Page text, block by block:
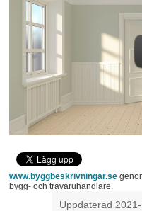
De vanligaste
eller skruva behövs,
lister inte hamnar snett.
Måttband, tumstock,
nödvändiga verktyg,
tving, kniv, fil,
mejsel.
www.byggbeskrivningar.se
bygg- och trävaruhandlare.
Uppdaterad